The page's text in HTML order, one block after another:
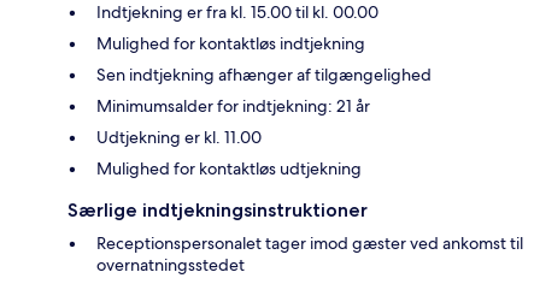
Indtjekning er fra kl. 15.00 til kl. 00.00
Mulighed for kontaktløs indtjekning
Sen indtjekning afhænger af tilgængelighed
Minimumsalder for indtjekning: 21 år
Udtjekning er kl. 11.00
Mulighed for kontaktløs udtjekning
Særlige indtjekningsinstruktioner
Receptionspersonalet tager imod gæster ved ankomst til
overnatningsstedet